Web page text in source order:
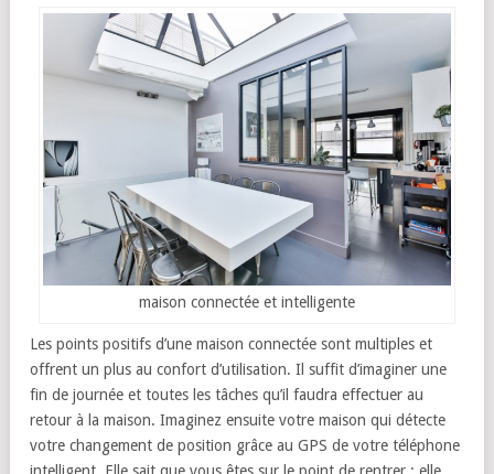
maison connectée et intelligente
Les points positifs d’une maison connectée sont multiples et
offrent un plus au confort d’utilisation. Il suffit d’imaginer une
fin de journée et toutes les tâches qu’il faudra effectuer au
retour à la maison. Imaginez ensuite votre maison qui détecte
votre changement de position grâce au GPS de votre téléphone
intelligent. Elle sait que vous êtes sur le point de rentrer ; elle